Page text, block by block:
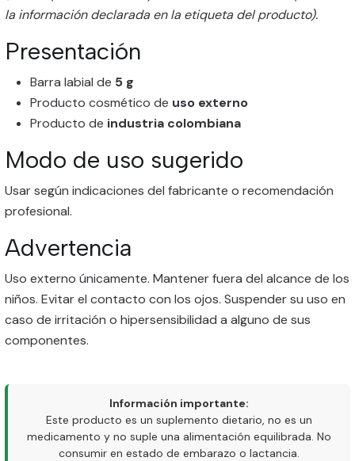
la información declarada en la etiqueta del producto).
Presentación
Barra labial de 5 g
Producto cosmético de uso externo
Producto de industria colombiana
Modo de uso sugerido
Usar según indicaciones del fabricante o recomendación
profesional.
Advertencia
Uso externo únicamente. Mantener fuera del alcance de los
niños. Evitar el contacto con los ojos. Suspender su uso en
caso de irritación o hipersensibilidad a alguno de sus
componentes.
Información importante:
Este producto es un suplemento dietario, no es un
medicamento y no suple una alimentación equilibrada. No
consumir en estado de embarazo o lactancia.